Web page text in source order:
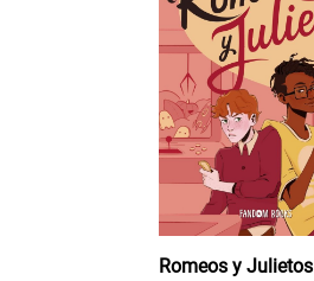
Romeos y Julietos